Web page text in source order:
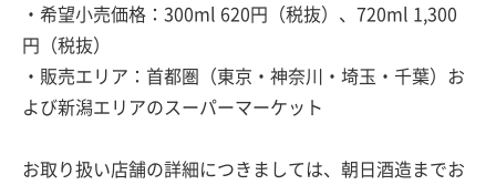
・希望小売価格：300ml 620円（税抜）、720ml 1,300
円（税抜）
・販売エリア：首都圏（東京・神奈川・埼玉・千葉）お
よび新潟エリアのスーパーマーケット
お取り扱い店舗の詳細につきましては、朝日酒造までお